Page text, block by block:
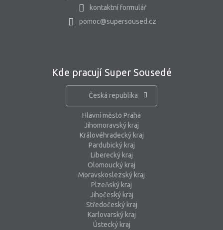
kontaktní formulář
pomoc@supersoused.cz
Kde pracují Super Sousedé
Česká republika
Hlavní město Praha
Jihomoravský kraj
Královéhradecký kraj
Pardubický kraj
Liberecký kraj
Olomoucký kraj
Moravskoslezský kraj
Plzeňský kraj
Jihočeský kraj
Středočeský kraj
Karlovarský kraj
Ústecký kraj